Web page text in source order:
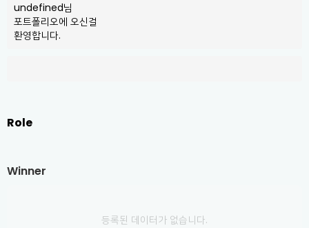
undefined님
포트폴리오에 오신걸
환영합니다.
Role
Winner
등록된 데이터가 없습니다.